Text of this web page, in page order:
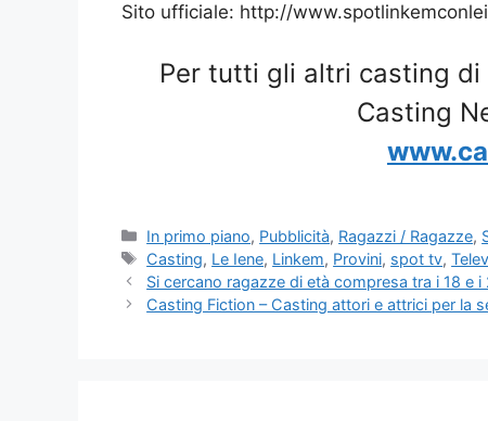
Sito ufficiale: http://
Per tutti gli altri casting
Casting
Categorie
In primo piano, Pubblicità, Ragazzi / Ragazze,
Tag
Casting, Le Iene, Linkem, Provini, spot tv,
Si cercano ragazze di età compresa tra i 18 e i
Casting Fiction – Casting attori e attrici per la